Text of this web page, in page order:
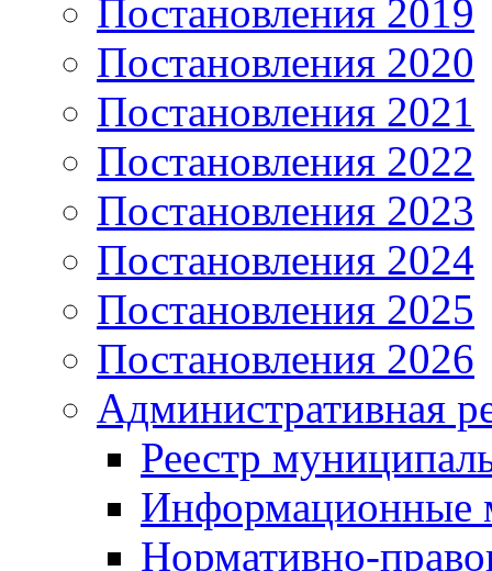
Постановления 2019
Постановления 2020
Постановления 2021
Постановления 2022
Постановления 2023
Постановления 2024
Постановления 2025
Постановления 2026
Административная
Реестр
Информационные
Нормативно-